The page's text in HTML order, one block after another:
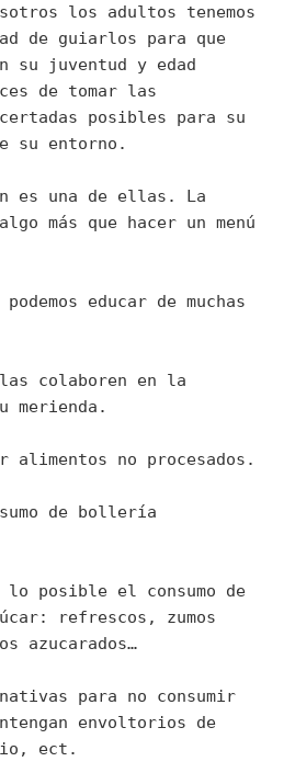
los adultos tenemos
de guiarlos para que
su juventud y edad
de tomar las
posibles para su
su entorno.
es una de ellas. La
más que hacer un menú
educar de muchas
colaboren en la
merienda.
alimentos no procesados.
de bollería
lo posible el consumo de
refrescos, zumos
azucarados…
para no consumir
envoltorios de
ect.